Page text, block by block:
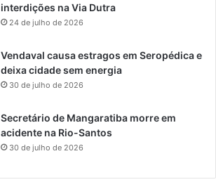
interdições na Via Dutra
24 de julho de 2026
Vendaval causa estragos em Seropédica e
deixa cidade sem energia
30 de julho de 2026
Secretário de Mangaratiba morre em
acidente na Rio-Santos
30 de julho de 2026